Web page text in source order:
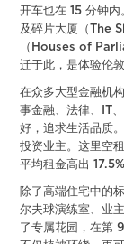
开车也在 15 分钟
及碎片大厦（The
（Houses of
迁于此，是体验伦
在众多大型金融机
事金融、法律、IT
好，追求生活品质
投资业主。这里空
平均租金高出 17.5%
除了高端住宅中的
尔夫球演练室、业
了专属花园，在第